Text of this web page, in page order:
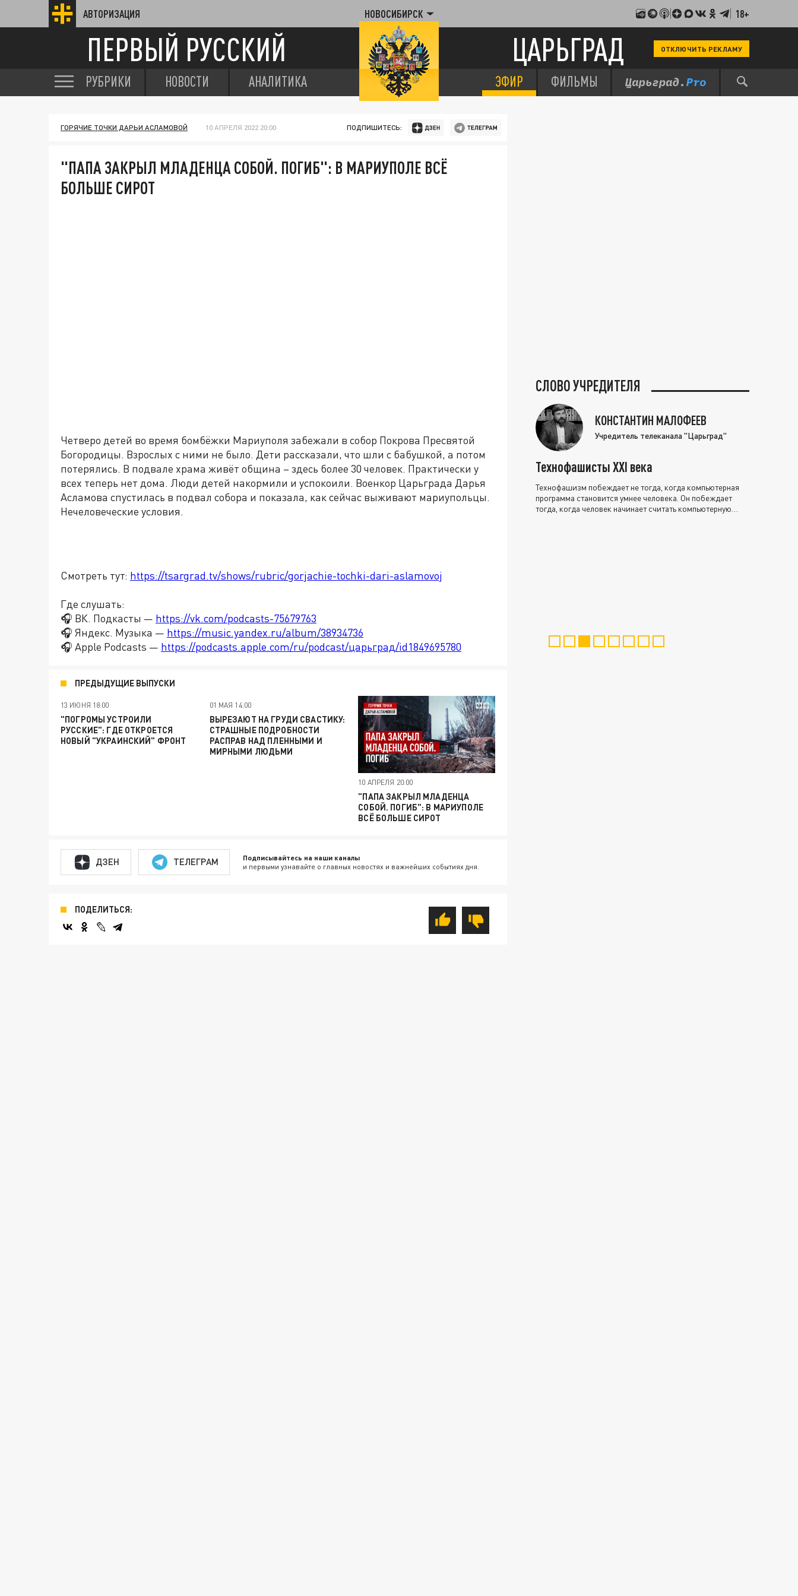
АВТОРИЗАЦИЯ НОВОСИБИРСК 18+
ПЕРВЫЙ РУССКИЙ ЦАРЬГРАД ОТКЛЮЧИТЬ РЕКЛАМУ
РУБРИКИ НОВОСТИ АНАЛИТИКА ЭФИР ФИЛЬМЫ
ГОРЯЧИЕ ТОЧКИ ДАРЬИ АСЛАМОВОЙ 10 АПРЕЛЯ 2022 20:00 ПОДПИШИТЕСЬ:
"ПАПА ЗАКРЫЛ МЛАДЕНЦА СОБОЙ. ПОГИБ": В МАРИУПОЛЕ ВСЁ
БОЛЬШЕ СИРОТ
Четверо детей во время бомбёжки Мариуполя забежали в собор Покрова Пресвятой
Богородицы. Взрослых с ними не было. Дети рассказали, что шли с бабушкой, а потом
потерялись. В подвале храма живёт община – здесь более 30 человек. Практически у
всех теперь нет дома. Люди детей накормили и успокоили. Военкор Царьграда Дарья
Асламова спустилась в подвал собора и показала, как сейчас выживают мариупольцы.
Нечеловеческие условия.
Смотреть тут: https://tsargrad.tv/shows/rubric/gorjachie-tochki-dari-aslamovoj
Где слушать:
🎧 ВК. Подкасты — https://vk.com/podcasts-75679763
🎧 Яндекс. Музыка — https://music.yandex.ru/album/38934736
🎧 Apple Podcasts — https://podcasts.apple.com/ru/podcast/царьград/id1849695780
ПРЕДЫДУЩИЕ ВЫПУСКИ
13 ИЮНЯ 18:00
"ПОГРОМЫ УСТРОИЛИ
РУССКИЕ": ГДЕ ОТКРОЕТСЯ
НОВЫЙ "УКРАИНСКИЙ" ФРОНТ
01 МАЯ 14:00
ВЫРЕЗАЮТ НА ГРУДИ СВАСТИКУ:
СТРАШНЫЕ ПОДРОБНОСТИ
РАСПРАВ НАД ПЛЕННЫМИ И
МИРНЫМИ ЛЮДЬМИ
10 АПРЕЛЯ 20:00
"ПАПА ЗАКРЫЛ МЛАДЕНЦА
СОБОЙ. ПОГИБ": В МАРИУПОЛЕ
ВСЁ БОЛЬШЕ СИРОТ
ДЗЕН ТЕЛЕГРАМ Подписывайтесь на наши каналы
и первыми узнавайте о главных новостях и важнейших событиях дня.
ПОДЕЛИТЬСЯ:
СЛОВО УЧРЕДИТЕЛЯ
КОНСТАНТИН МАЛОФЕЕВ
Учредитель телеканала "Царьград"
Технофашисты XXI века
Технофашизм побеждает не тогда, когда компьютерная
программа становится умнее человека. Он побеждает
тогда, когда человек начинает считать компьютерную